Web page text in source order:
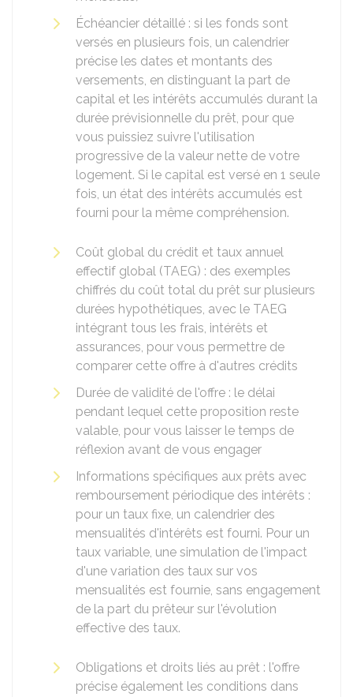
Échéancier détaillé : si les fonds sont
versés en plusieurs fois, un calendrier
précise les dates et montants des
versements, en distinguant la part de
capital et les intérêts accumulés durant la
durée prévisionnelle du prêt, pour que
vous puissiez suivre l'utilisation
progressive de la valeur nette de votre
logement. Si le capital est versé en 1 seule
fois, un état des intérêts accumulés est
fourni pour la même compréhension.
Coût global du crédit et taux annuel
effectif global (TAEG) : des exemples
chiffrés du coût total du prêt sur plusieurs
durées hypothétiques, avec le TAEG
intégrant tous les frais, intérêts et
assurances, pour vous permettre de
comparer cette offre à d'autres crédits
Durée de validité de l'offre : le délai
pendant lequel cette proposition reste
valable, pour vous laisser le temps de
réflexion avant de vous engager
Informations spécifiques aux prêts avec
remboursement périodique des intérêts :
pour un taux fixe, un calendrier des
mensualités d'intérêts est fourni. Pour un
taux variable, une simulation de l'impact
d'une variation des taux sur vos
mensualités est fournie, sans engagement
de la part du prêteur sur l'évolution
effective des taux.
Obligations et droits liés au prêt : l'offre
précise également les conditions dans